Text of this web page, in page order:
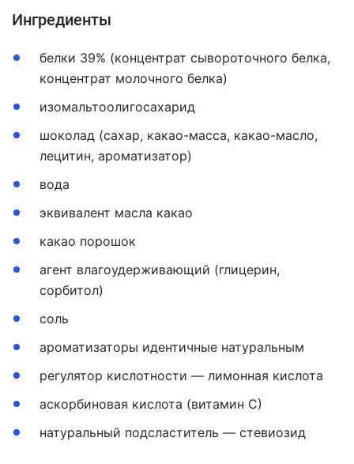
Ингредиенты
белки 39% (концентрат сывороточного белка,
концентрат молочного белка)
изомальтоолигосахарид
шоколад (сахар, какао-масса, какао-масло,
лецитин, ароматизатор)
вода
эквивалент масла какао
какао порошок
агент влагоудерживающий (глицерин,
сорбитол)
соль
ароматизаторы идентичные натуральным
регулятор кислотности — лимонная кислота
аскорбиновая кислота (витамин С)
натуральный подсластитель — стевиозид